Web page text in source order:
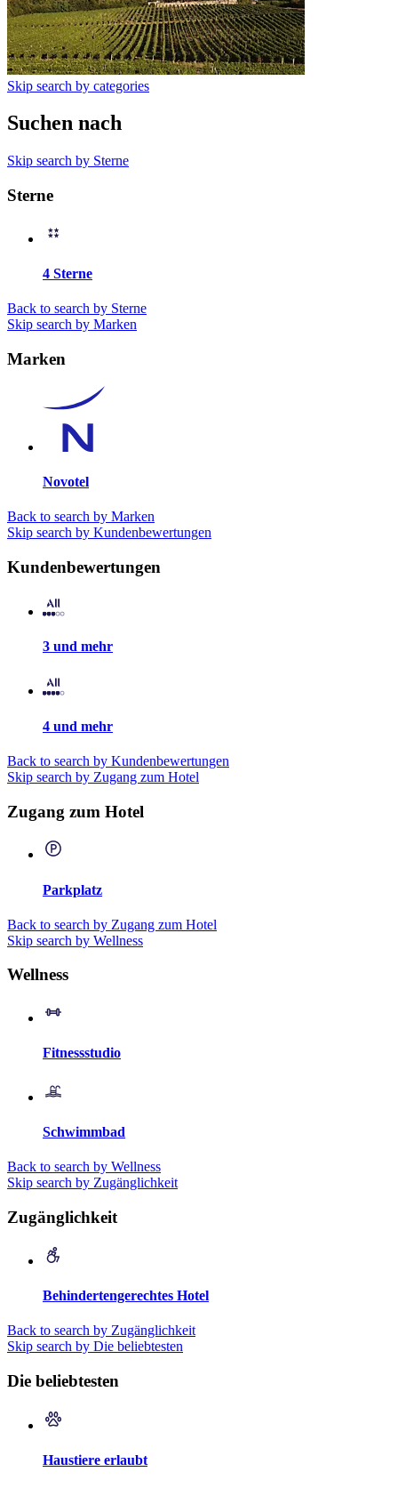
Skip search by categories
Suchen nach
Skip search by Sterne
Sterne
4 Sterne
Back to search by Sterne
Skip search by Marken
Marken
Novotel
Back to search by Marken
Skip search by Kundenbewertungen
Kundenbewertungen
3 und mehr
4 und mehr
Back to search by Kundenbewertungen
Skip search by Zugang zum Hotel
Zugang zum Hotel
Parkplatz
Back to search by Zugang zum Hotel
Skip search by Wellness
Wellness
Fitnessstudio
Schwimmbad
Back to search by Wellness
Skip search by Zugänglichkeit
Zugänglichkeit
Behindertengerechtes Hotel
Back to search by Zugänglichkeit
Skip search by Die beliebtesten
Die beliebtesten
Haustiere erlaubt